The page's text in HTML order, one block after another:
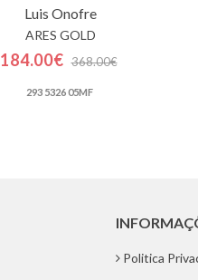
Luis Onofre
ARES GOLD
184.00€ 368.00€
293 5326 05MF
Politica